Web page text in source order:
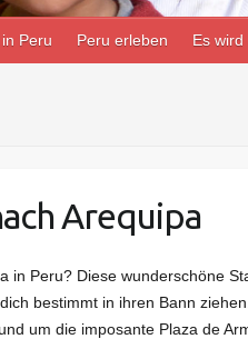
Peru Peru erleben Es
Arequipa
in Peru? Diese wunderschöne
bestimmt in ihren Bann
um die imposante Plaza de